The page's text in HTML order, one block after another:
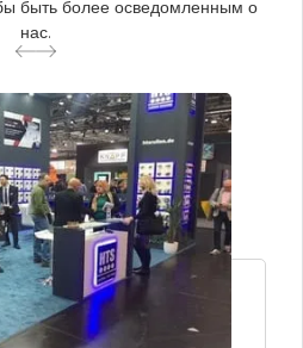
быть более осведомленным о
нас.